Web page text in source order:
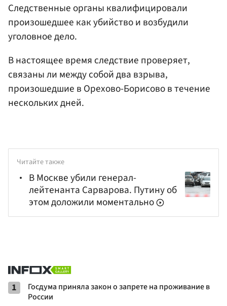
Следственные органы квалифицировали
произошедшее как убийство и возбудили
уголовное дело.
В настоящее время следствие проверяет,
связаны ли между собой два взрыва,
произошедшие в Орехово-Борисово в течение
нескольких дней.
Читайте также
В Москве убили генерал-
лейтенанта Сарварова. Путину об
этом доложили моментально
1
Госдума приняла закон о запрете на проживание в
России